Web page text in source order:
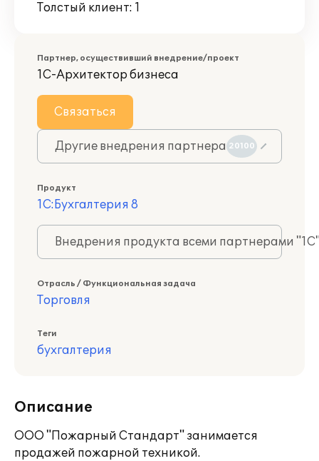
Толстый клиент: 1
Партнер, осуществивший внедрение/проект
1С-Архитектор бизнеса
Связаться
Другие внедрения партнера 20100
Продукт
1С:Бухгалтерия 8
Внедрения продукта всеми партнерами
Отрасль / Функциональная задача
Торговля
Теги
бухгалтерия
Описание
ООО "Пожарный Стандарт" занимается
продажей пожарной техникой.